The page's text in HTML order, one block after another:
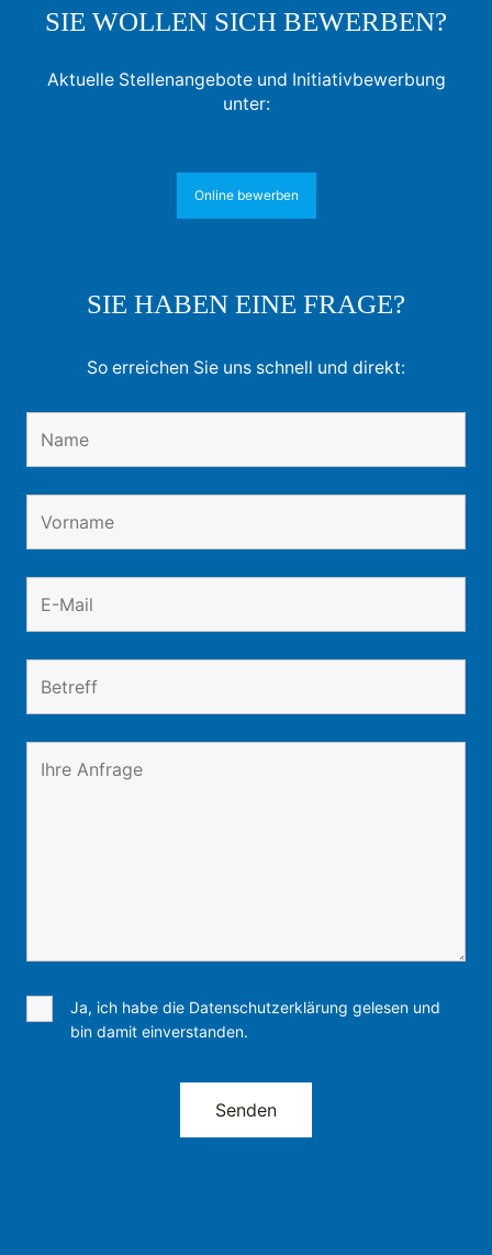
SIE WOLLEN SICH BEWERBEN?
Aktuelle Stellenangebote und Initiativbewerbung
unter:
Online bewerben
SIE HABEN EINE FRAGE?
So erreichen Sie uns schnell und direkt:
Ja, ich habe die Datenschutzerklärung gelesen und
bin damit einverstanden.